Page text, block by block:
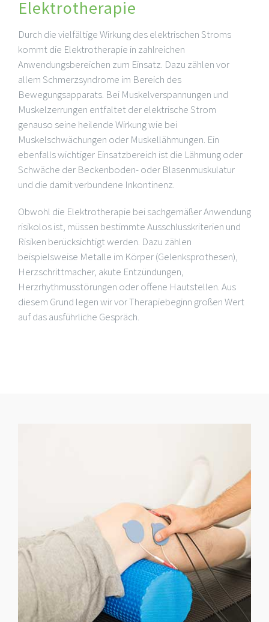
Elektrotherapie
Durch die vielfältige Wirkung des elektrischen Stroms
kommt die Elektrotherapie in zahlreichen
Anwendungsbereichen zum Einsatz. Dazu zählen vor
allem Schmerzsyndrome im Bereich des
Bewegungsapparats. Bei Muskelverspannungen und
Muskelzerrungen entfaltet der elektrische Strom
genauso seine heilende Wirkung wie bei
Muskelschwächungen oder Muskellähmungen. Ein
ebenfalls wichtiger Einsatzbereich ist die Lähmung oder
Schwäche der Beckenboden- oder Blasenmuskulatur
und die damit verbundene Inkontinenz.
Obwohl die Elektrotherapie bei sachgemäßer Anwendung
risikolos ist, müssen bestimmte Ausschlusskriterien und
Risiken berücksichtigt werden. Dazu zählen
beispielsweise Metalle im Körper (Gelenksprothesen),
Herzschrittmacher, akute Entzündungen,
Herzrhythmusstörungen oder offene Hautstellen. Aus
diesem Grund legen wir vor Therapiebeginn großen Wert
auf das ausführliche Gespräch.